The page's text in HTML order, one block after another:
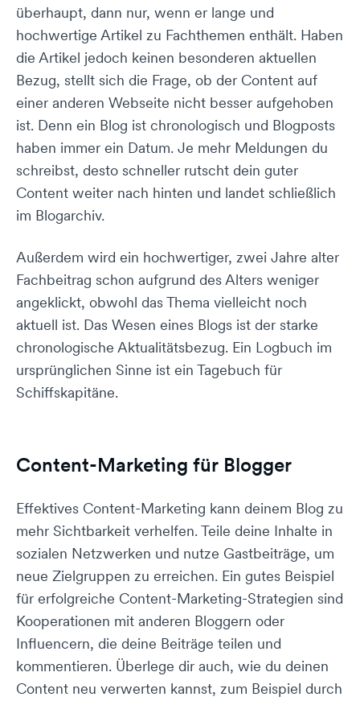
überhaupt, dann nur, wenn er lange und
hochwertige Artikel zu Fachthemen enthält. Haben
die Artikel jedoch keinen besonderen aktuellen
Bezug, stellt sich die Frage, ob der Content auf
einer anderen Webseite nicht besser aufgehoben
ist. Denn ein Blog ist chronologisch und Blogposts
haben immer ein Datum. Je mehr Meldungen du
schreibst, desto schneller rutscht dein guter
Content weiter nach hinten und landet schließlich
im Blogarchiv.
Außerdem wird ein hochwertiger, zwei Jahre alter
Fachbeitrag schon aufgrund des Alters weniger
angeklickt, obwohl das Thema vielleicht noch
aktuell ist. Das Wesen eines Blogs ist der starke
chronologische Aktualitätsbezug. Ein Logbuch im
ursprünglichen Sinne ist ein Tagebuch für
Schiffskapitäne.
Content-Marketing für Blogger
Effektives Content-Marketing kann deinem Blog zu
mehr Sichtbarkeit verhelfen. Teile deine Inhalte in
sozialen Netzwerken und nutze Gastbeiträge, um
neue Zielgruppen zu erreichen. Ein gutes Beispiel
für erfolgreiche Content-Marketing-Strategien sind
Kooperationen mit anderen Bloggern oder
Influencern, die deine Beiträge teilen und
kommentieren. Überlege dir auch, wie du deinen
Content neu verwerten kannst, zum Beispiel durch